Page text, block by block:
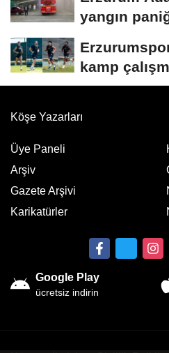
yangın
kamp
Köşe Yazarları
Üye Paneli
Arşiv
Gazete Arşivi
Karikatürler
Google Play
ücretsiz indirin